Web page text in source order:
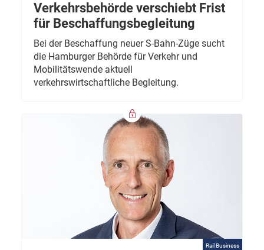
Verkehrsbehörde verschiebt Frist
für Beschaffungsbegleitung
Bei der Beschaffung neuer S-Bahn-Züge sucht
die Hamburger Behörde für Verkehr und
Mobilitätswende aktuell
verkehrswirtschaftliche Begleitung.
Rail Business